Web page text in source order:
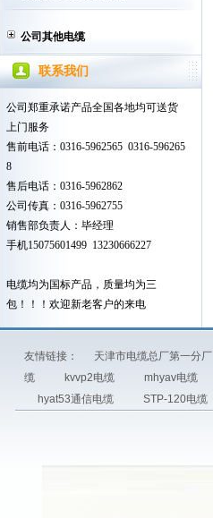
公司其他电缆
联系我们
公司郑重承诺产品全国各地均可送货
上门服务
售前电话：0316-5962565 0316-596265
8
售后电话：0316-5962862
公司传真：0316-5962755
销售部负责人：毕经理
手机15075601499 13230666227
电缆均为国标产品，质量均为三
包！！！欢迎新老客户的来电
友情链接： 天津市电缆总厂第一分厂
缆
kvvp2电缆 mhyav电缆
hyat53通信电缆
STP-120电缆